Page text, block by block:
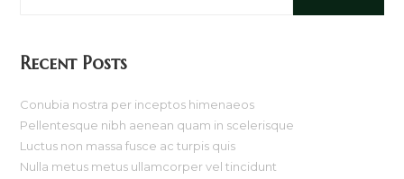
Recent Posts
Conubia nostra per inceptos himenaeos
Pellentesque nibh aenean quam in scelerisque
Luctus non massa fusce ac turpis quis
Nulla metus metus ullamcorper vel tincidunt